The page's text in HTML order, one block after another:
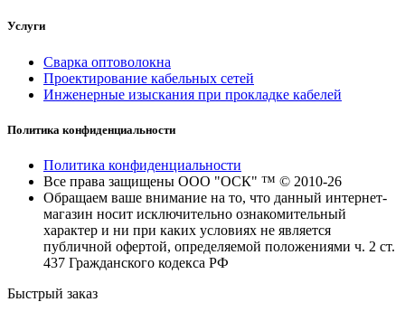
Услуги
Сварка оптоволокна
Проектирование кабельных сетей
Инженерные изыскания при прокладке кабелей
Политика конфиденциальности
Политика конфиденциальности
Все права защищены ООО "ОСК" ™ © 2010-26
Обращаем ваше внимание на то, что данный интернет-
магазин носит исключительно ознакомительный
характер и ни при каких условиях не является
публичной офертой, определяемой положениями ч. 2 ст.
437 Гражданского кодекса РФ
Быстрый заказ